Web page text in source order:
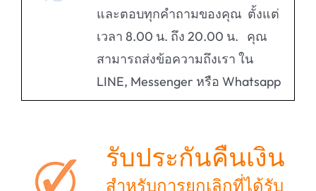
และตอบทุกคำถามของคุณ ตั้งแต่
เวลา 8.00 น. ถึง 20.00 น. คุณ
สามารถส่งข้อความถึงเรา ใน
LINE, Messenger หรือ Whatsapp
รับประกันคืนเงิน
สำหรับการยกเลิกที่ได้รับ